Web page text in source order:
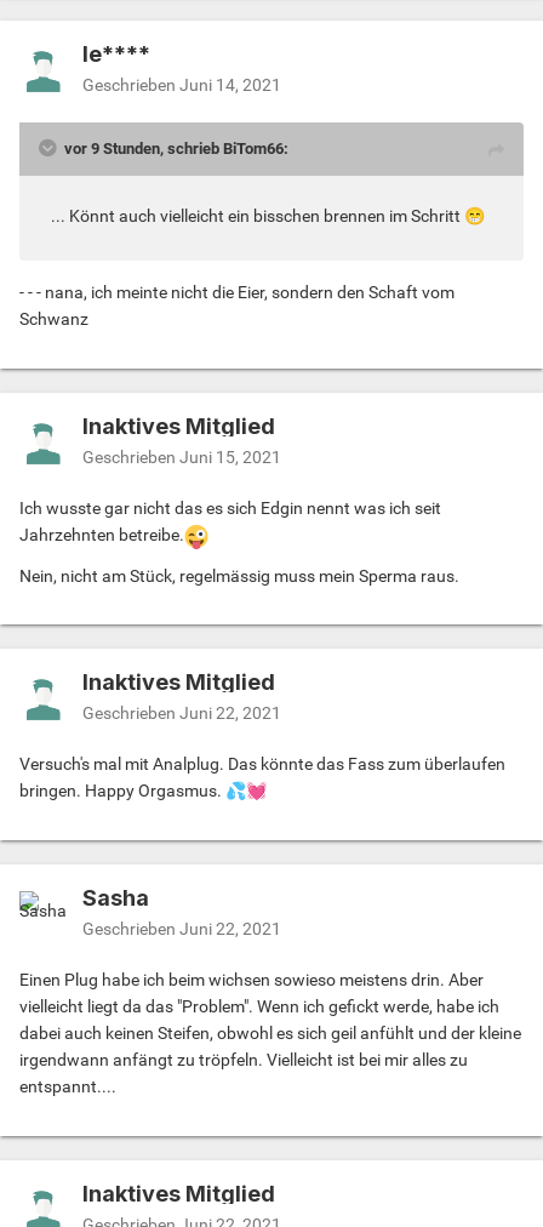
le****
Geschrieben Juni 14, 2021
vor 9 Stunden, schrieb BiTom66:
... Könnt auch vielleicht ein bisschen brennen im Schritt 😁
- - - nana, ich meinte nicht die Eier, sondern den Schaft vom
Schwanz
Inaktives Mitglied
Geschrieben Juni 15, 2021
Ich wusste gar nicht das es sich Edgin nennt was ich seit
Jahrzehnten betreibe.
Nein, nicht am Stück, regelmässig muss mein Sperma raus.
Inaktives Mitglied
Geschrieben Juni 22, 2021
Versuch's mal mit Analplug. Das könnte das Fass zum überlaufen
bringen. Happy Orgasmus. 💦💓
Sasha
Geschrieben Juni 22, 2021
Einen Plug habe ich beim wichsen sowieso meistens drin. Aber
vielleicht liegt da das "Problem". Wenn ich gefickt werde, habe ich
dabei auch keinen Steifen, obwohl es sich geil anfühlt und der kleine
irgendwann anfängt zu tröpfeln. Vielleicht ist bei mir alles zu
entspannt....
Inaktives Mitglied